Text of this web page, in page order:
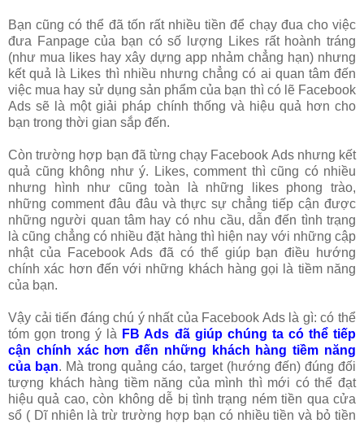
Bạn cũng có thể đã tốn rất nhiều tiền để chạy đua cho việc
đưa Fanpage của bạn có số lượng Likes rất hoành tráng
(như mua likes hay xây dựng app nhảm chẳng hạn) nhưng
kết quả là Likes thì nhiều nhưng chẳng có ai quan tâm đến
việc mua hay sử dụng sản phẩm của bạn thì có lẽ Facebook
Ads sẽ là một giải pháp chính thống và hiệu quả hơn cho
bạn trong thời gian sắp đến.
Còn trường hợp bạn đã từng chạy Facebook Ads nhưng kết
quả cũng không như ý. Likes, comment thì cũng có nhiều
nhưng hình như cũng toàn là những likes phong trào,
những comment đâu đâu và thực sự chẳng tiếp cận được
những người quan tâm hay có nhu cầu, dẫn đến tình trạng
là cũng chẳng có nhiều đặt hàng thì hiện nay với những cập
nhật của Facebook Ads đã có thể giúp bạn điều hướng
chính xác hơn đến với những khách hàng gọi là tiềm năng
của bạn.
Vậy cải tiến đáng chú ý nhất của Facebook Ads là gì: có thể
tóm gọn trong ý là FB Ads đã giúp chúng ta có thể tiếp
cận chính xác hơn đến những khách hàng tiềm năng
của bạn. Mà trong quảng cáo, target (hướng đến) đúng đối
tượng khách hàng tiềm năng của mình thì mới có thể đạt
hiệu quả cao, còn không dễ bị tình trạng ném tiền qua cửa
sổ ( Dĩ nhiên là trừ trường hợp bạn có nhiều tiền và bỏ tiền